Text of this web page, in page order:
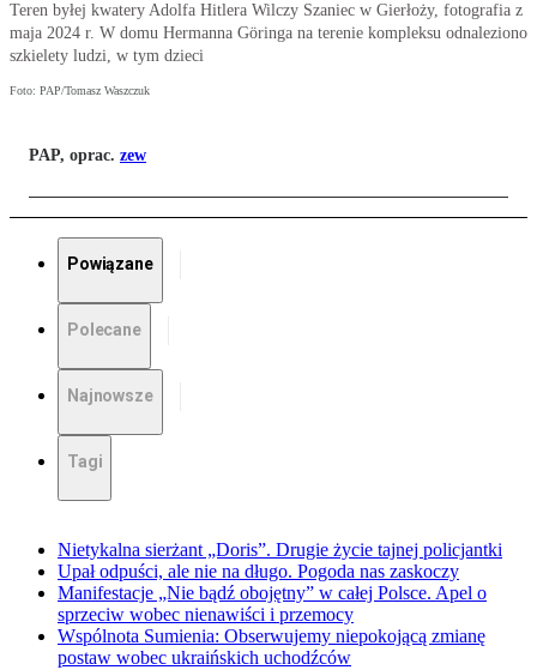
Teren byłej kwatery Adolfa Hitlera Wilczy Szaniec w Gierłoży, fotografia z
maja 2024 r. W domu Hermanna Göringa na terenie kompleksu odnaleziono
szkielety ludzi, w tym dzieci
Foto: PAP/Tomasz Waszczuk
PAP, oprac. zew
Powiązane
Polecane
Najnowsze
Tagi
Nietykalna sierżant „Doris”. Drugie życie tajnej policjantki
Upał odpuści, ale nie na długo. Pogoda nas zaskoczy
Manifestacje „Nie bądź obojętny” w całej Polsce. Apel o
sprzeciw wobec nienawiści i przemocy
Wspólnota Sumienia: Obserwujemy niepokojącą zmianę
postaw wobec ukraińskich uchodźców